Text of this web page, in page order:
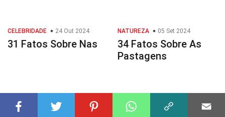
CELEBRIDADE 24 Out 2024
31 Fatos Sobre Nas
NATUREZA 05 Set 2024
34 Fatos Sobre As
Pastagens